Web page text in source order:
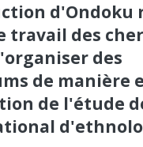
d'Ondoku
travail des
des
de manière
de l'étude